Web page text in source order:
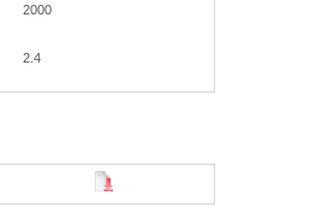
2000
2.4